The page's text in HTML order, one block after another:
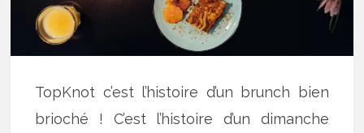
TopKnot c’est l’histoire d’un brunch bien
brioché ! C’est l’histoire d’un dimanche